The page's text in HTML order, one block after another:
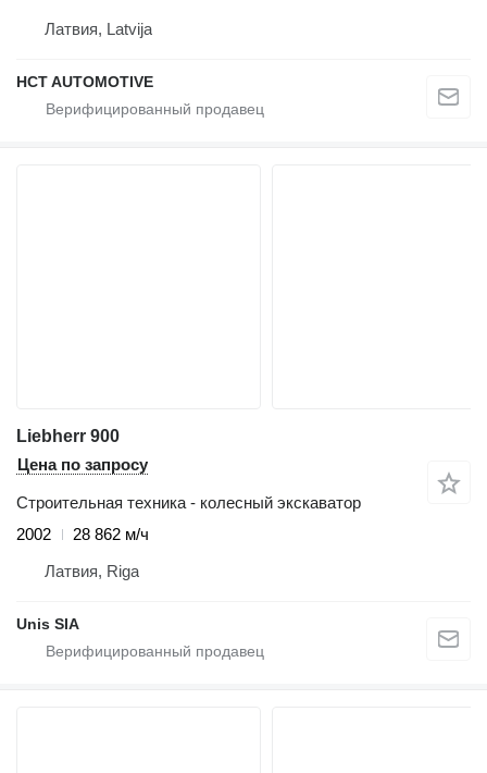
Латвия, Latvija
HCT AUTOMOTIVE
Liebherr 900
Цена по запросу
Строительная техника - колесный экскаватор
2002
28 862 м/ч
Латвия, Riga
Unis SIA